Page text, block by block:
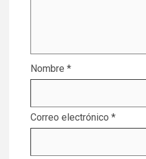
Nombre *
Correo electrónico *